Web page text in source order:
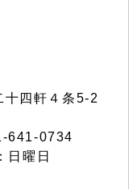
四軒４条5-2
641-0734
日曜日